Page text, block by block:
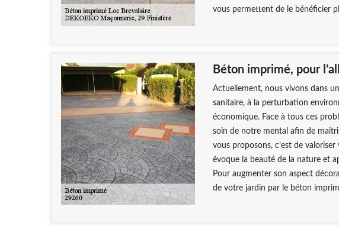
vous permettent de le bénéficier
Béton imprimé, pour
Actuellement, nous vivons dans
sanitaire, à la perturbation
économique. Face à tous ces
soin de notre mental afin de
vous proposons, c’est de
évoque la beauté de la nature et
Pour augmenter son aspect
de votre jardin par le béton